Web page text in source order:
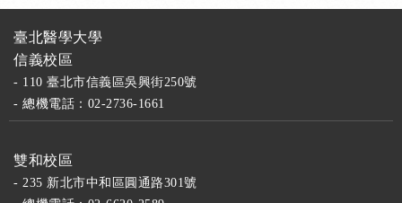
臺北醫學大學
信義校區
- 110 臺北市信義區吳興街250號
- 總機電話：02-2736-1661
雙和校區
- 235 新北市中和區圓通路301號